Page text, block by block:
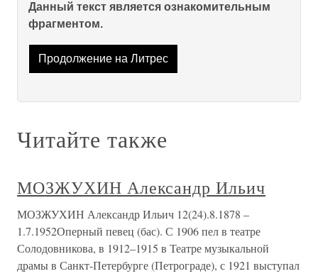
Данный текст является ознакомительным
фрагментом.
Продолжение на Литрес
Читайте также
МОЗЖУХИН Александр Ильич
МОЗЖУХИН Александр Ильич 12(24).8.1878 –
1.7.1952Оперный певец (бас). С 1906 пел в театре
Солодовникова, в 1912–1915 в Театре музыкальной
драмы в Санкт-Петербурге (Петрограде), с 1921 выступал